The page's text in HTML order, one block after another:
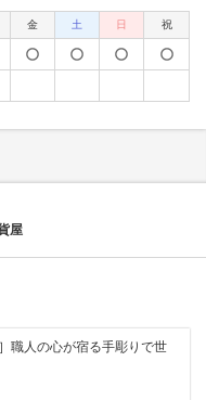
金 土 日 祝
屋
職人の心が宿る手彫りで世